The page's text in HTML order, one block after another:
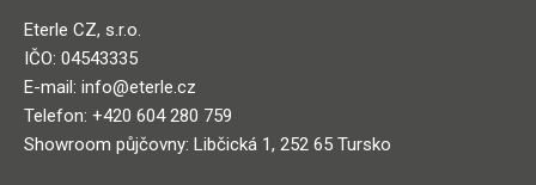
Eterle CZ, s.r.o.
IČO: 04543335
E-mail: info@eterle.cz
Telefon: +420 604 280 759
Showroom půjčovny: Libčická 1, 252 65 Tursko